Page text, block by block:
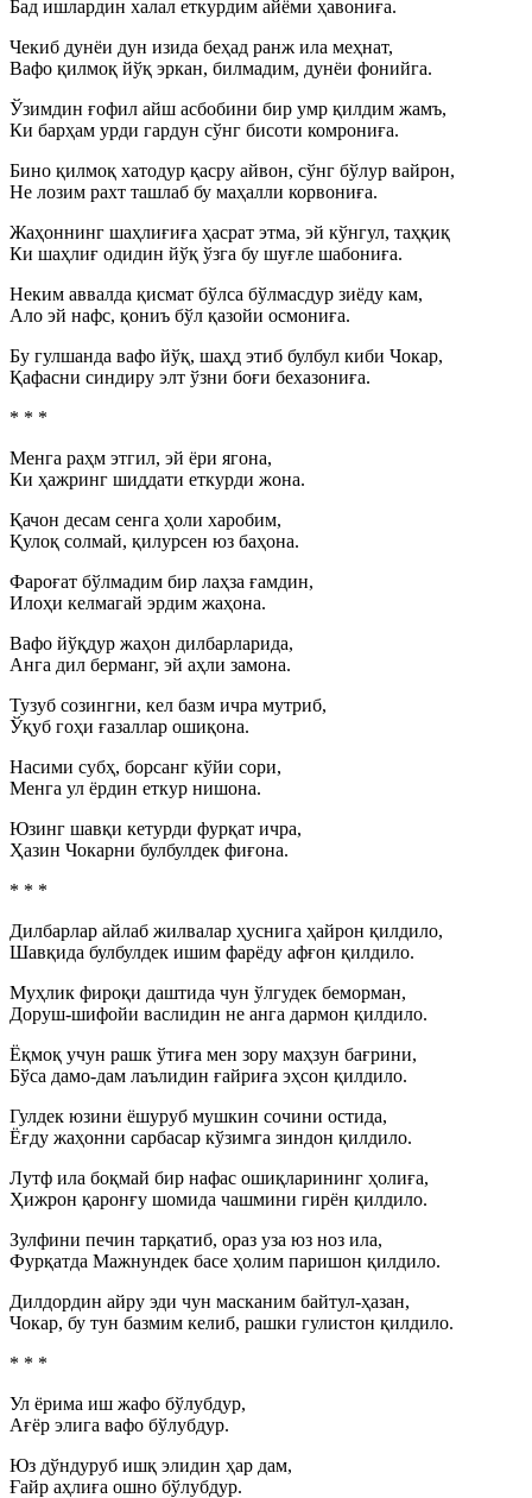
Бад ишлардин халал еткурдим айёми ҳавониға.
Чекиб дунёи дун изида беҳад ранж ила меҳнат,
Вафо қилмоқ йўқ эркан, билмадим, дунёи фонийга.
Ўзимдин ғофил айш асбобини бир умр қилдим жамъ,
Ки барҳам урди гардун сўнг бисоти комрониға.
Бино қилмоқ хатодур қасру айвон, сўнг бўлур вайрон,
Не лозим рахт ташлаб бу маҳалли корвониға.
Жаҳоннинг шаҳлиғиға ҳасрат этма, эй кўнгул, таҳқиқ
Ки шаҳлиғ одидин йўқ ўзга бу шуғле шабониға.
Неким аввалда қисмат бўлса бўлмасдур зиёду кам,
Ало эй нафс, қониъ бўл қазойи осмониға.
Бу гулшанда вафо йўқ, шаҳд этиб булбул киби Чокар,
Қафасни синдиру элт ўзни боғи бехазониға.
* * *
Менга раҳм этгил, эй ёри ягона,
Ки ҳажринг шиддати еткурди жона.
Қачон десам сенга ҳоли харобим,
Қулоқ солмай, қилурсен юз баҳона.
Фароғат бўлмадим бир лаҳза ғамдин,
Илоҳи келмагай эрдим жаҳона.
Вафо йўқдур жаҳон дилбарларида,
Анга дил берманг, эй аҳли замона.
Тузуб созингни, кел базм ичра мутриб,
Ўқуб гоҳи ғазаллар ошиқона.
Насими субҳ, борсанг кўйи сори,
Менга ул ёрдин еткур нишона.
Юзинг шавқи кетурди фурқат ичра,
Ҳазин Чокарни булбулдек фиғона.
* * *
Дилбарлар айлаб жилвалар ҳуснига ҳайрон қилдило,
Шавқида булбулдек ишим фарёду афғон қилдило.
Муҳлик фироқи даштида чун ўлгудек беморман,
Доруш-шифойи васлидин не анга дармон қилдило.
Ёқмоқ учун рашк ўтиға мен зору маҳзун бағрини,
Бўса дамо-дам лаълидин ғайриға эҳсон қилдило.
Гулдек юзини ёшуруб мушкин сочини остида,
Ёғду жаҳонни сарбасар кўзимга зиндон қилдило.
Лутф ила боқмай бир нафас ошиқларининг ҳолиға,
Ҳижрон қаронғу шомида чашмини гирён қилдило.
Зулфини печин тарқатиб, ораз уза юз ноз ила,
Фурқатда Мажнундек басе ҳолим паришон қилдило.
Дилдордин айру эди чун масканим байтул-ҳазан,
Чокар, бу тун базмим келиб, рашки гулистон қилдило.
* * *
Ул ёрима иш жафо бўлубдур,
Ағёр элига вафо бўлубдур.
Юз дўндуруб ишқ элидин ҳар дам,
Ғайр аҳлиға ошно бўлубдур.